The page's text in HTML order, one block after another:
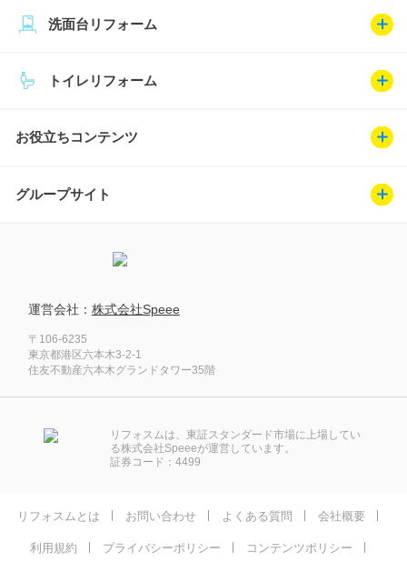
トイレリフォーム
洗面台リフォーム
お役立ちコンテンツ
グループサイト
運営会社： 株式会社Speee
〒106-6235
東京都港区六本木3-2-1
住友不動産六本木グランドタワー35階
リフォスムは、東証スタンダード市場に上場してい
る株式会社Speeeが運営しています。
証券コード：4499
リフォスムとは お問い合わせ よくある質問 会社概要
利用規約 プライバシーポリシー コンテンツポリシー